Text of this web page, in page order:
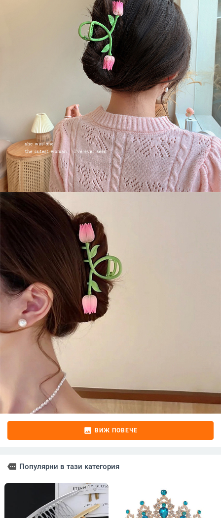
image ВИЖ ПОВЕЧЕ
more Популярни в тази категория